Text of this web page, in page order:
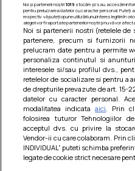
Barcute din vinete
Un deliciu usor de
Noi și partenerii noștri 1019stocăm și/sau accesăm
pentru prelucrarea datelor cu caracter personal. Puteți
respectiv vă puteți opune utilizării unui interes legitim în
alegeri vor fi raportate partenerilor noștri și nu vă vor
Noi si partenerii nostri (retelele
partenere, precum si furnizorii
prelucram date pentru a permite
personaliza continutul si
interesele si/sau profilul dvs.,
retelelor de socializare si pentru a
de drepturile prevazute de art. 15-
datelor cu caracter personal.
modalitatea indicataaici . Prin
folosirea tuturor Tehnologiilor
acceptul dvs. cu privire la
Vendor-ii cu care colaboram. Prin
INDIVIDUAL” puteti schimba
legate de cookie strict necesare